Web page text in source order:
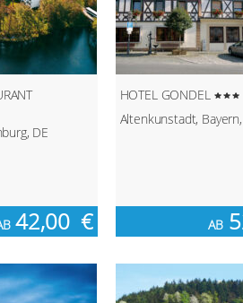
DE
42,00 €
HOTEL GONDEL
Altenkunstadt,
AB